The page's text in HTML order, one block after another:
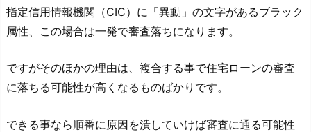
指定信用情報機関（CIC）に「異動」の文字があるブラック
属性、この場合は一発で審査落ちになります。
ですがそのほかの理由は、複合する事で住宅ローンの審査
に落ちる可能性が高くなるものばかりです。
できる事なら順番に原因を潰していけば審査に通る可能性